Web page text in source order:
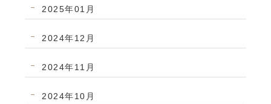
2025年01月
2024年12月
2024年11月
2024年10月